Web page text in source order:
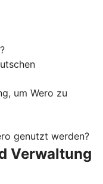
um Wero zu
genutzt werden?
Verwaltung